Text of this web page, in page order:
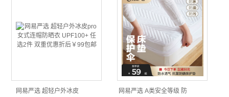
网易严选 超轻户外冰皮
网易严选 A类安全等级 防